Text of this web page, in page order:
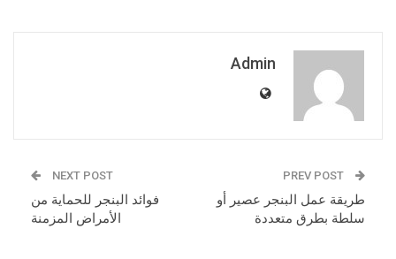
Admin
طريقة عمل البنجر عصير أو
سلطة بطرق متعددة
NEXT POST
فوائد البنجر للحماية من
الأمراض المزمنة